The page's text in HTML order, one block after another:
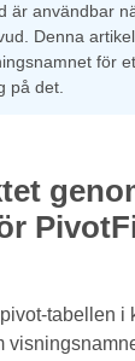
är användbar
Denna
för
på det.
tabellen i